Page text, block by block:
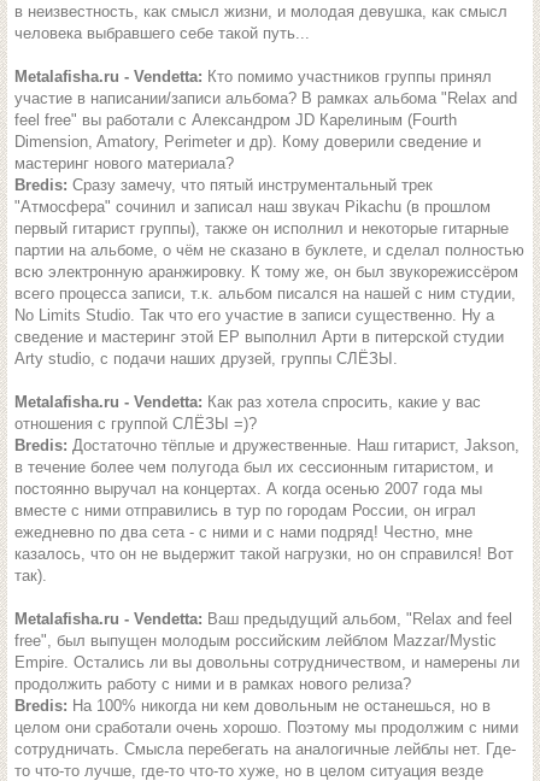
в неизвестность, как смысл жизни, и молодая девушка, как смысл
человека выбравшего себе такой путь...
Metalafisha.ru - Vendetta: Кто помимо участников группы принял
участие в написании/записи альбома? В рамках альбома "Relax and
feel free" вы работали с Александром JD Карелиным (Fourth
Dimension, Amatory, Perimeter и др). Кому доверили сведение и
мастеринг нового материала?
Bredis: Сразу замечу, что пятый инструментальный трек
"Атмосфера" сочинил и записал наш звукач Pikachu (в прошлом
первый гитарист группы), также он исполнил и некоторые гитарные
партии на альбоме, о чём не сказано в буклете, и сделал полностью
всю электронную аранжировку. К тому же, он был звукорежиссёром
всего процесса записи, т.к. альбом писался на нашей с ним студии,
No Limits Studio. Так что его участие в записи существенно. Ну а
сведение и мастеринг этой EP выполнил Арти в питерской студии
Arty studio, с подачи наших друзей, группы СЛЁЗЫ.
Metalafisha.ru - Vendetta: Как раз хотела спросить, какие у вас
отношения с группой СЛЁЗЫ =)?
Bredis: Достаточно тёплые и дружественные. Наш гитарист, Jakson,
в течение более чем полугода был их сессионным гитаристом, и
постоянно выручал на концертах. А когда осенью 2007 года мы
вместе с ними отправились в тур по городам России, он играл
ежедневно по два сета - с ними и с нами подряд! Честно, мне
казалось, что он не выдержит такой нагрузки, но он справился! Вот
так).
Metalafisha.ru - Vendetta: Ваш предыдущий альбом, "Relax and feel
free", был выпущен молодым российским лейблом Mazzar/Mystic
Empire. Остались ли вы довольны сотрудничеством, и намерены ли
продолжить работу с ними и в рамках нового релиза?
Bredis: На 100% никогда ни кем довольным не останешься, но в
целом они сработали очень хорошо. Поэтому мы продолжим с ними
сотрудничать. Смысла перебегать на аналогичные лейблы нет. Где-
то что-то лучше, где-то что-то хуже, но в целом ситуация везде